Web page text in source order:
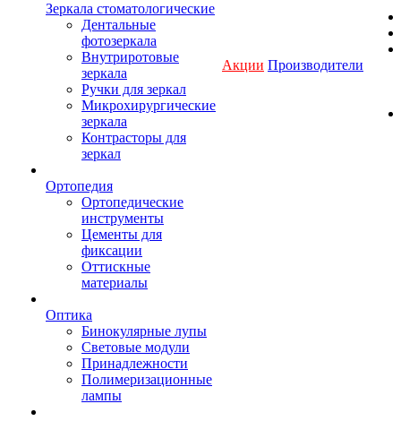
Зеркала стоматологические
Дентальные
фотозеркала
Внутриротовые
зеркала
Ручки для зеркал
Микрохирургические
зеркала
Контрасторы для
зеркал
Ортопедия
Ортопедические
инструменты
Цементы для
фиксации
Оттискные
материалы
Оптика
Бинокулярные лупы
Световые модули
Принадлежности
Полимеризационные
лампы
Акции Производители